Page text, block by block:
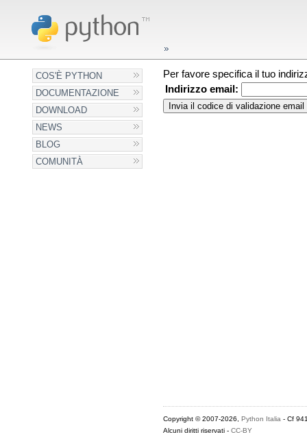
COS'È PYTHON
DOCUMENTAZIONE
DOWNLOAD
NEWS
BLOG
COMUNITÀ
Per favore specifica il tuo
Indirizzo email:
Copyright © 2007-2026, Python Italia - Cf
Alcuni diritti riservati - CC-BY